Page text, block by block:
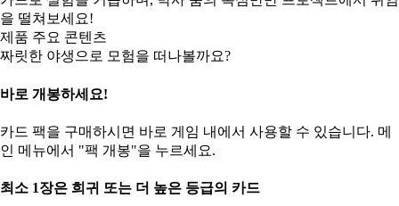
을 떨쳐보세요!
제품 주요 콘텐츠
짜릿한 야생으로 모험을 떠나볼까요?
바로 개봉하세요!
카드 팩을 구매하시면 바로 게임 내에서 사용할 수 있습니다. 메
인 메뉴에서 "팩 개봉"을 누르세요.
최소 1장은 희귀 또는 더 높은 등급의 카드